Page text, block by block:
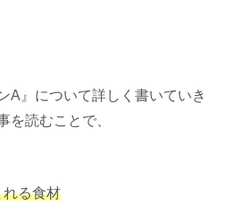
A』について詳しく書いていき
を読むことで、
る食材